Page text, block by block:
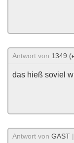
Antwort von 1349
das hieß soviel
Antwort von GAST